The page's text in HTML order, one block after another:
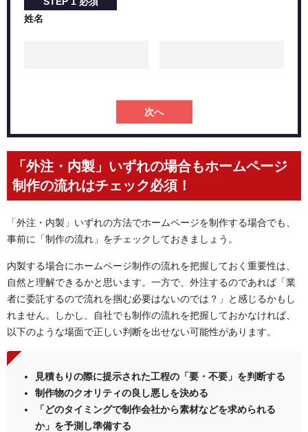
株式会社PLAN-Bでのホームページ制作事例
まとめ
姓名
次へ
「外注・内製」いずれの場合もホームページ
制作の流れはチェック必須！
「外注・内製」いずれの方法でホームページを制作する場合でも、
事前に「制作の流れ」をチェックしておきましょう。
内製する場合にホームページ制作の流れを把握しておく重要性は、
自然と理解できるかと思います。一方で、外注するのであれば「業
者に委託するので流れを掴む必要はないのでは？」と感じるかもし
れません。しかし、自社でも制作の流れを把握しておかなければ、
以下のような場面で正しい判断を出せない可能性があります。
見積もりの際に提示された工程の「要・不要」を判断する
制作物のクオリティの良し悪しを決める
「どのタイミングで制作会社から素材などを求められる
か」を予測し準備する